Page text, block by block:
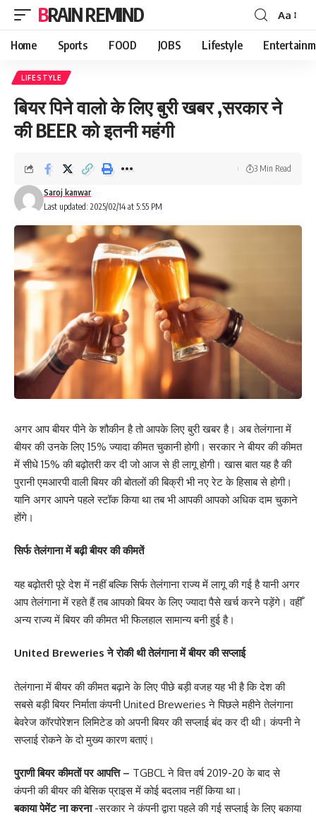
BRAIN REMIND
Font
Resizer
Aa
Home Sports FOOD JOBS Lifestyle
LIFESTYLE
बियर पिने वालो के लिए बुरी खबर ,सरकार ने
की BEER को इतनी महंगी
Last updated: 2025/02/14 at 5:55 PM
Saroj kanwar
3 Min Read
अगर आप बीयर पीने के शौकीन है तो आपके लिए बुरी खबर है। अब तेलंगाना में
बीयर की उनके लिए 15% ज्यादा कीमत चुकानी होगी। सरकार ने बीयर की कीमत
में सीधे 15% की बढ़ोतरी कर दी जो आज से ही लागू होगी। खास बात यह है की
पुरानी एमआरपी वाली बियर की बोतलों की बिक्री भी नए रेट के हिसाब से होगी।
यानि अगर आपने पहले स्टॉक किया था तब भी आपकी आपको अधिक दाम चुकाने
होंगे।
सिर्फ तेलंगाना में बढ़ी बीयर की कीमतें
यह बढ़ोतरी पूरे देश में नहीं बल्कि सिर्फ तेलंगाना राज्य में लागू की गई है यानी अगर
आप तेलंगाना में रहते हैं तब आपको बियर के लिए ज्यादा पैसे खर्च करने पड़ेंगे। वहीँ
अन्य राज्य में बियर की कीमत भी फिलहाल सामान्य बनी हुई है।
United Breweries ने रोकी थी तेलंगाना में बीयर की सप्लाई
तेलंगाना में बीयर की कीमत बढ़ाने के लिए पीछे बड़ी वजह यह भी है कि देश की
सबसे बड़ी बियर निर्माता कंपनी United Breweries ने पिछले महीने तेलंगाना
बेवरेज कॉरपोरेशन लिमिटेड को अपनी बियर की सप्लाई बंद कर दी थी। कंपनी ने
सप्लाई रोकने के दो मुख्य कारण बताएं।
पुराणी बियर कीमतों पर आपत्ति – TGBCL ने वित्त वर्ष 2019-20 के बाद से
कंपनी की बीयर की बेसिक प्राइस में कोई बदलाव नहीं किया था।
बकाया पेमेंट ना करना-सरकार ने कंपनी द्वारा पहले की गई सप्लाई के लिए बकाया